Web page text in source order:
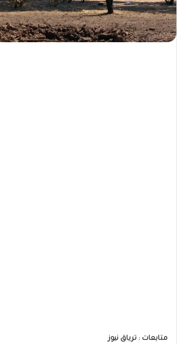
متابعات : ترياق نيوز